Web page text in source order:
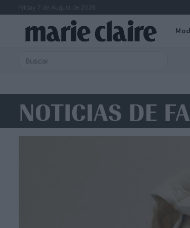
Friday 7 de August de 2026
NOTICIAS DE